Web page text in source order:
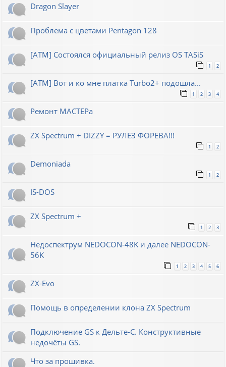
Dragon Slayer
Проблема с цветами Pentagon 128
[ATM] Состоялся официальный релиз OS TASiS
1 2
[ATM] Вот и ко мне платка Turbo2+ подошла...
1 2 3 4
Ремонт МАСТЕРа
ZX Spectrum + DIZZY = РУЛЕЗ ФОРЕВА!!!
1 2
Demoniada
1 2
IS-DOS
ZX Spectrum +
1 2 3
Недоспектрум NEDOCON-48K и далее NEDOCON-
56K
1 2 3 4 5 6
ZX-Evo
Помощь в определении клона ZX Spectrum
Подключение GS к Дельте-С. Конструктивные
недочёты GS.
Что за прошивка.